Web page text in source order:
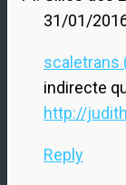
31/01/
scaletrans
indirecte
http://
Reply